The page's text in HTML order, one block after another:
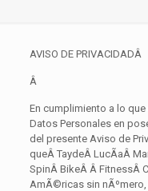
AVISO DE PRIVACIDADÂ
Â
En cumplimiento a lo
Datos Personales en
del presente Aviso de
queÂ TaydeÂ LucÃ­aÂ
SpinÂ BikeÂ Â FitnessÂ
AmÃ©ricas sin